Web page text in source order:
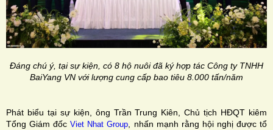
Đáng chú ý, tại sự kiện, có 8 hộ nuôi đã ký hợp tác Công ty TNHH
BaiYang VN với lượng cung cấp bao tiêu 8.000 tấn/năm
Phát biểu tại sự kiện, ông Trần Trung Kiên, Chủ tịch HĐQT kiêm
Tổng Giám đốcViet Nhat Group, nhấn mạnh rằng hội nghị được tổ